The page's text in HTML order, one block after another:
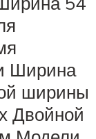
Ширина
ширины
Двойной